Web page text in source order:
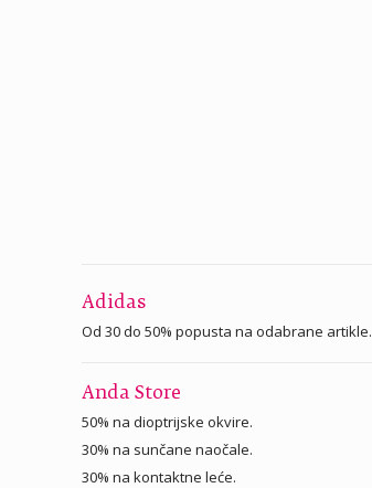
Adidas
Od 30 do 50% popusta na odabrane artikle.
Anda Store
50% na dioptrijske okvire.
30% na sunčane naočale.
30% na kontaktne leće.